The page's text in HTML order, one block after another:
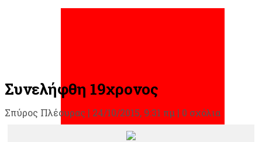
Συνελήφθη 19χρονος
Σπύρος Πλέουρας | 24/10/2015, 9:31 πμ | 0 σχόλια